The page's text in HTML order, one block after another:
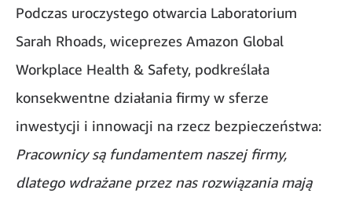
Podczas uroczystego otwarcia Laboratorium
Sarah Rhoads, wiceprezes Amazon Global
Workplace Health & Safety, podkreślała
konsekwentne działania firmy w sferze
inwestycji i innowacji na rzecz bezpieczeństwa:
Pracownicy są fundamentem naszej firmy,
dlatego wdrażane przez nas rozwiązania mają